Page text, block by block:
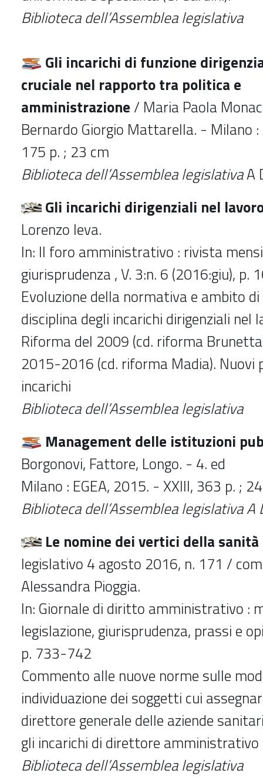
Biblioteca dell’Assemblea legislativa
Gli incarichi di funzione
cruciale nel rapporto tra politica e
amministrazione / Maria Paola
Bernardo Giorgio Mattarella. - Milano
175 p. ; 23 cm
Biblioteca dell’Assemblea legislativaA
Gli incarichi dirigenziali nel
Lorenzo Ieva.
In: Il foro amministrativo : rivista
giurisprudenza , V. 3:n. 6 (2016:giu), p.
Evoluzione della normativa e ambito
disciplina degli incarichi dirigenziali nel
Riforma del 2009 (cd. riforma
2015-2016 (cd. riforma Madia). Nuovi
incarichi
Biblioteca dell’Assemblea legislativa
Management delle istituzioni
Borgonovi, Fattore, Longo. - 4. ed
Milano : EGEA, 2015. - XXIII, 363 p. ;
Biblioteca dell’Assemblea legislativaA
Le nomine dei vertici della sanità
legislativo 4 agosto 2016, n. 171 /
Alessandra Pioggia.
In: Giornale di diritto amministrativo :
legislazione, giurisprudenza, prassi e
p. 733-742
Commento alle nuove norme sulle
individuazione dei soggetti cui
direttore generale delle aziende
gli incarichi di direttore
Biblioteca dell’Assemblea legislativa